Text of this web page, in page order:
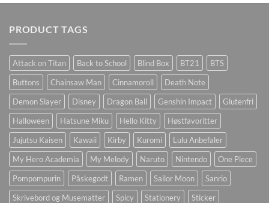
PRODUCT TAGS
Attack on Titan Back to School Blind Box BT21
BTS
Buttons
Chainsaw Man Cinnamoroll
Death Note
Demon Slayer
Disney Dragon Ball Genshin Impact
Glutenfri
Halloween
Hatsune Miku Hello Kitty
Høstfavoritter
Jujutsu Kaisen
Kawaii Kirby Kuromi
Lulu Anbefaler
My Hero Academia
My Melody Naruto Nintendo
One Piece
Pompompurin
Påskegodt Ramen Sailor Moon
Sanrio
Skrivebord og Musematter
Spicy Stationery
Sticker